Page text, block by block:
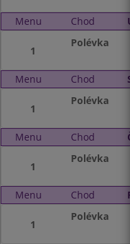
Menu Chod
1
Polévka
Menu Chod
1
Polévka
Menu Chod
1
Polévka
Menu Chod
1
Polévka